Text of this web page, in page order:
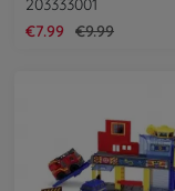
203333001
€7.99
€9.99